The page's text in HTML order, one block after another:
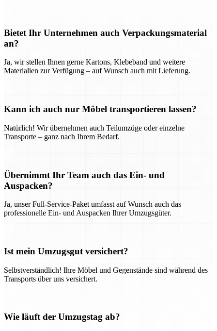
Bietet Ihr Unternehmen auch Verpackungsmaterial
an?
Ja, wir stellen Ihnen gerne Kartons, Klebeband und weitere
Materialien zur Verfügung – auf Wunsch auch mit Lieferung.
Kann ich auch nur Möbel transportieren lassen?
Natürlich! Wir übernehmen auch Teilumzüge oder einzelne
Transporte – ganz nach Ihrem Bedarf.
Übernimmt Ihr Team auch das Ein- und
Auspacken?
Ja, unser Full-Service-Paket umfasst auf Wunsch auch das
professionelle Ein- und Auspacken Ihrer Umzugsgüter.
Ist mein Umzugsgut versichert?
Selbstverständlich! Ihre Möbel und Gegenstände sind während des
Transports über uns versichert.
Wie läuft der Umzugstag ab?